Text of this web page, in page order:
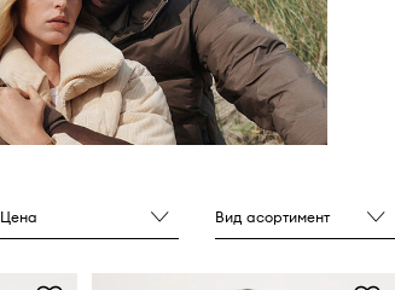
Цена Вид асортимент